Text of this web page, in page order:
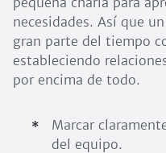
necesidades. Así que
gran parte del tiempo
estableciendo
por encima de todo.
Marcar
del equipo.